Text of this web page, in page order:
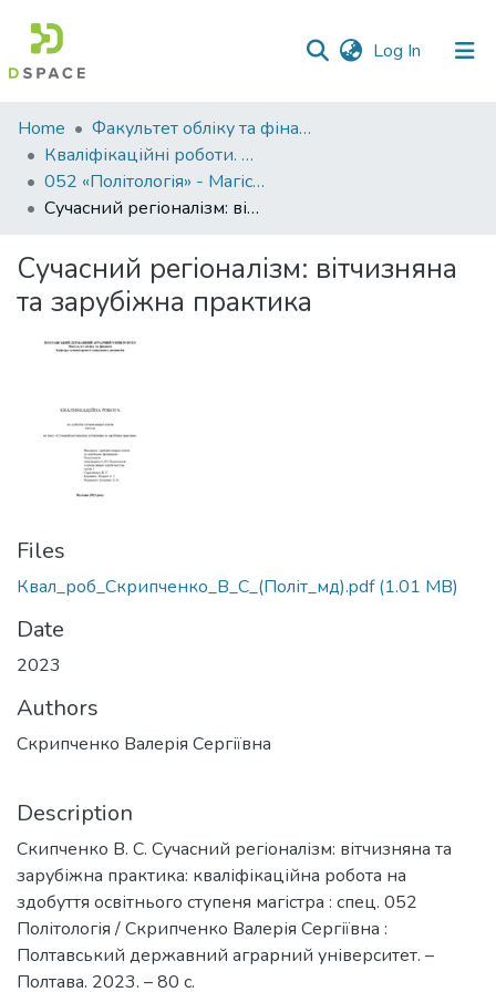
Log In (current)
Communities
&
Collections
All of DSpace
Statistics
Home
Факультет обліку та фінансів
Кваліфікаційні роботи. Факультет обліку та фінансів
052 «Політологія» - Магістри 2023-2024
Сучасний регіоналізм: вітчизняна та зарубіжна практика
Сучасний регіоналізм: вітчизняна
та зарубіжна практика
Files
Квал_роб_Скрипченко_В_С_(Політ_мд).pdf(1.01 MB)
Date
2023
Authors
Скрипченко Валерія Сергіївна
Description
Скипченко В. С. Сучасний регіоналізм: вітчизняна та
зарубіжна практика: кваліфікаційна робота на
здобуття освітнього ступеня магістра : спец. 052
Політологія / Скрипченко Валерія Сергіївна :
Полтавський державний аграрний університет. –
Полтава. 2023. – 80 с.